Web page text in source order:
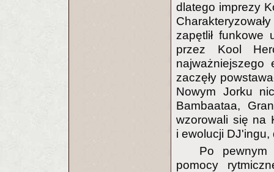
dlatego imprezy
zapętlił funkowe
przez Kool
najważniejszego
zaczęły
Nowym Jorku
Bambaataa,
wzorowali się na
i ewolucji
Po pewnym
pomocy